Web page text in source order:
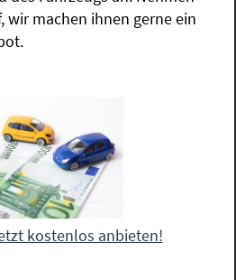
wir machen ihnen gerne ein
kostenlos anbieten!